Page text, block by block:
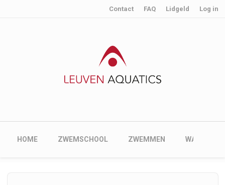
User account menu
Contact FAQ Lidgeld Log in
Main navigation
HOME ZWEMSCHOOL ZWEMMEN